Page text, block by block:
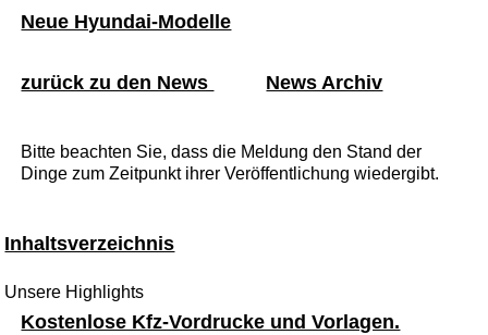
Neue Hyundai-Modelle
zurück zu den News News Archiv
Bitte beachten Sie, dass die Meldung den Stand der
Dinge zum Zeitpunkt ihrer Veröffentlichung wiedergibt.
Inhaltsverzeichnis
Unsere Highlights
Kostenlose Kfz-Vordrucke und Vorlagen.